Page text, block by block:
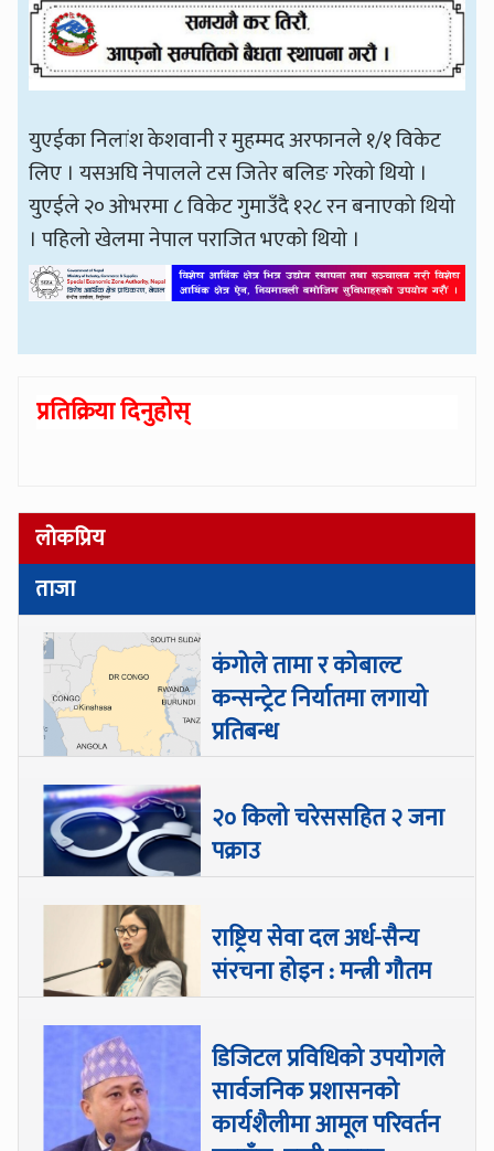
युएईका निलांश केशवानी र मुहम्मद अरफानले १/१ विकेट
लिए । यसअघि नेपालले टस जितेर बलिङ गरेको थियो ।
युएईले २० ओभरमा ८ विकेट गुमाउँदै १२८ रन बनाएको थियो
। पहिलो खेलमा नेपाल पराजित भएको थियो ।
प्रतिक्रिया दिनुहोस्
लोकप्रिय
ताजा
कंगोले तामा र कोबाल्ट
कन्सन्ट्रेट निर्यातमा लगायो
प्रतिबन्ध
२० किलो चरेससहित २ जना
पक्राउ
राष्ट्रिय सेवा दल अर्ध-सैन्य
संरचना होइन : मन्त्री गौतम
डिजिटल प्रविधिको उपयोगले
सार्वजनिक प्रशासनको
कार्यशैलीमा आमूल परिवर्तन